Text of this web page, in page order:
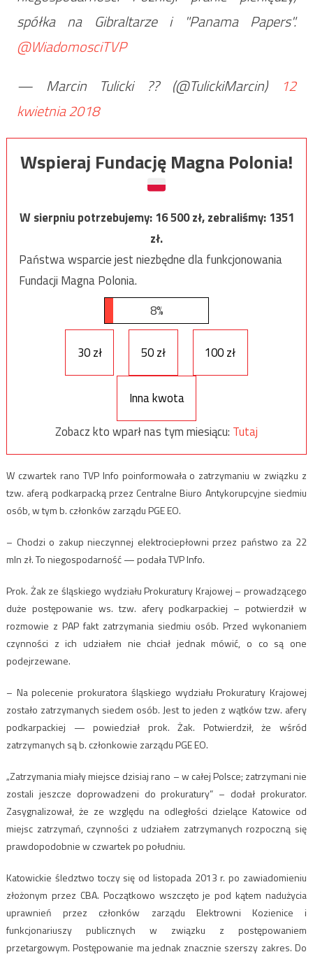
spółka na Gibraltarze i "Panama Papers".
@WiadomosciTVP
— Marcin Tulicki ?? (@TulickiMarcin)
12
kwietnia 2018
Wspieraj Fundację Magna Polonia!
W sierpniu potrzebujemy:16 500zł, zebraliśmy:1351
zł.
Państwa wsparcie jest niezbędne dla funkcjonowania
Fundacji Magna Polonia.
8%
30 zł 50 zł 100 zł
Inna kwota
Zobacz kto wparł nas tym miesiącu: Tutaj
W czwartek rano TVP Info poinformowała o zatrzymaniu w związku z
tzw. aferą podkarpacką przez Centralne Biuro Antykorupcyjne siedmiu
osób, w tym b. członków zarządu PGE EO.
– Chodzi o zakup nieczynnej elektrociepłowni przez państwo za 22
mln zł. To niegospodarność — podała TVP Info.
Prok. Żak ze śląskiego wydziału Prokuratury Krajowej – prowadzącego
duże postępowanie ws. tzw. afery podkarpackiej – potwierdził w
rozmowie z PAP fakt zatrzymania siedmiu osób. Przed wykonaniem
czynności z ich udziałem nie chciał jednak mówić, o co są one
podejrzewane.
– Na polecenie prokuratora śląskiego wydziału Prokuratury Krajowej
zostało zatrzymanych siedem osób. Jest to jeden z wątków tzw. afery
podkarpackiej — powiedział prok. Żak. Potwierdził, że wśród
zatrzymanych są b. członkowie zarządu PGE EO.
„Zatrzymania miały miejsce dzisiaj rano – w całej Polsce; zatrzymani nie
zostali jeszcze doprowadzeni do prokuratury” – dodał prokurator.
Zasygnalizował, że ze względu na odległości dzielące Katowice od
miejsc zatrzymań, czynności z udziałem zatrzymanych rozpoczną się
prawdopodobnie w czwartek po południu.
Katowickie śledztwo toczy się od listopada 2013 r. po zawiadomieniu
złożonym przez CBA. Początkowo wszczęto je pod kątem nadużycia
uprawnień przez członków zarządu Elektrowni Kozienice i
funkcjonariuszy publicznych w związku z postępowaniem
przetargowym. Postępowanie ma jednak znacznie szerszy zakres. Do